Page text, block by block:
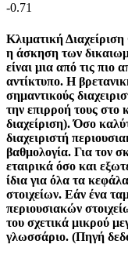
-0.71
Κλιματική Διαχείριση
η άσκηση των
είναι μια από τις πιο
αντίκτυπο. Η
σημαντικούς
την επιρροή τους στο
διαχείριση). Όσο
διαχειριστή
βαθμολογία. Για τον
εταιρικά όσο και
ίδια για όλα τα
στοιχείων. Εάν ένα
περιουσιακών
του σχετικά μικρού
γλωσσάριο. (Πηγή